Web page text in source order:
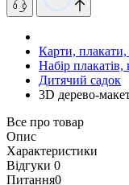
Карти, плакати,
Набір плакатів,
Дитячий садок
3D дерево-
Все про товар
Опис
Характеристики
Відгуки 0
Питання0